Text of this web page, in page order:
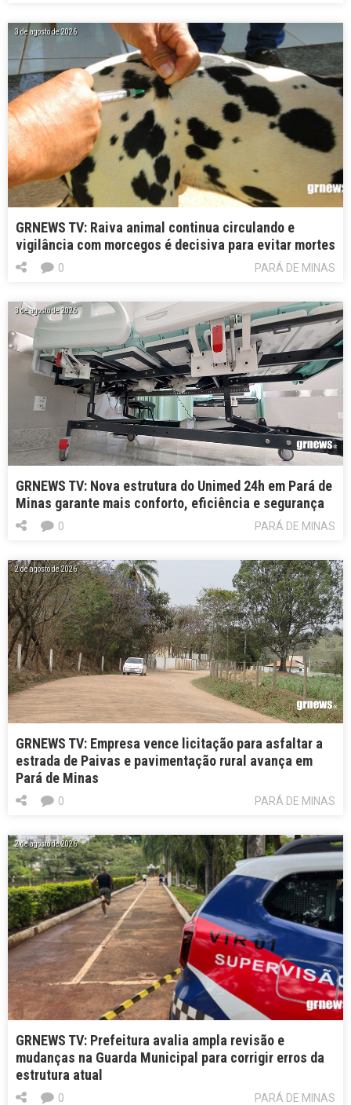
3 de agosto de 2026
GRNEWS TV: Raiva animal continua circulando e
vigilância com morcegos é decisiva para evitar mortes
PARÁ DE MINAS
0
3 de agosto de 2026
GRNEWS TV: Nova estrutura do Unimed 24h em Pará de
Minas garante mais conforto, eficiência e segurança
PARÁ DE MINAS
0
2 de agosto de 2026
GRNEWS TV: Empresa vence licitação para asfaltar a
estrada de Paivas e pavimentação rural avança em
Pará de Minas
PARÁ DE MINAS
0
2 de agosto de 2026
GRNEWS TV: Prefeitura avalia ampla revisão e
mudanças na Guarda Municipal para corrigir erros da
estrutura atual
PARÁ DE MINAS
0